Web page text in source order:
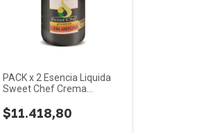
PACK x 2 Esencia Liquida
Sweet Chef Crema
$11.418,80